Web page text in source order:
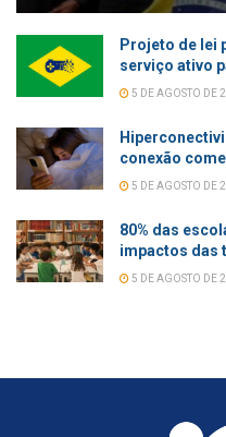
Projeto de lei
serviço ativo
5 DE AGOSTO DE
conexão
5 DE AGOSTO DE
80% das
impactos das
5 DE AGOSTO DE